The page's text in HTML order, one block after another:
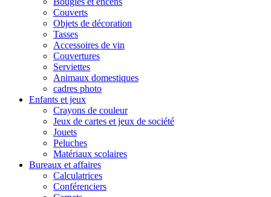
Couverts
Objets de décoration
Tasses
Accessoires de vin
Couvertures
Serviettes
Animaux domestiques
cadres photo
Enfants et jeux
Crayons de couleur
Jeux de cartes et jeux de société
Jouets
Peluches
Matériaux scolaires
Bureaux et affaires
Calculatrices
Conférenciers